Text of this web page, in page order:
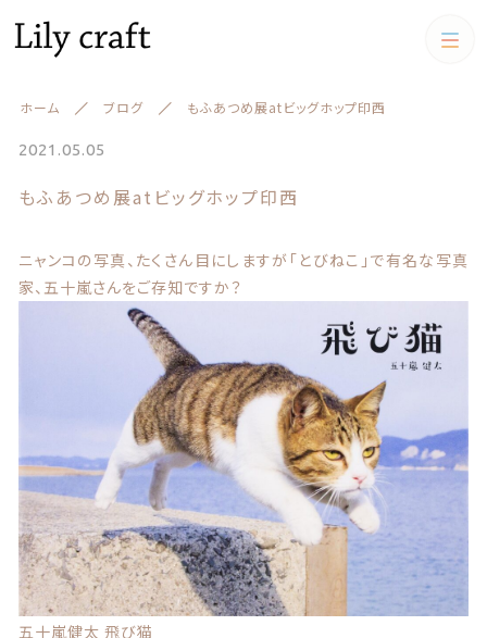
ホーム ブログ もふあつめ展atビッグホップ印西
2021.05.05
もふあつめ展atビッグホップ印西
ニャンコの写真、たくさん目にしますが「とびねこ」で有名な写真
家、五十嵐さんをご存知ですか？
五十嵐健太 飛び猫
カテゴリー
うちの子クッション iPadケース,マルチケース
アクリルスタンド アクリル
フィギュア
カテゴリー一覧
うちの子クッション
スマホケース
iPadケース,マルチケース
お財布
キーケース、名刺ケース
マスク ブランケット
パスケース
絞り込み検索
価格帯
～
その他